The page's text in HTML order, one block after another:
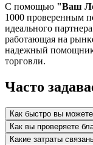
С помощью "Ваш
1000 проверенным
идеального
работающая на
надежный
торговли.
Часто
Как быстро вы
Как вы проверяете
Какие затраты